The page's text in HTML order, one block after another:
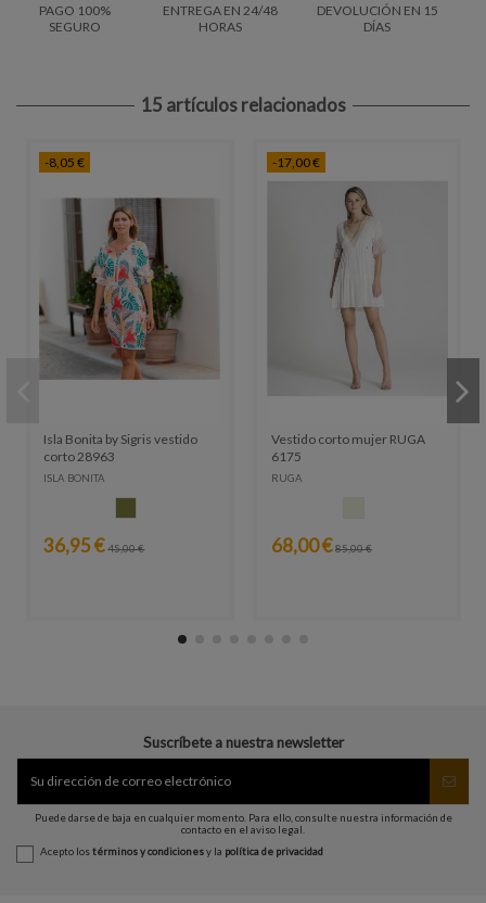
PAGO 100%
SEGURO
ENTREGA EN 24/48
HORAS
DEVOLUCIÓN EN 15
DÍAS
15 artículos relacionados
-8,05 €
Isla Bonita by Sigris vestido
corto 28963
ISLA BONITA
36,95 € 45,00 €
-17,00 €
Vestido corto mujer RUGA
6175
RUGA
68,00 €85,00 €
Suscríbete a nuestra newsletter
Puede darse de baja en cualquier momento. Para ello, consulte nuestra información de
contacto en el aviso legal.
Acepto lostérminos y condicionesy la política de privacidad